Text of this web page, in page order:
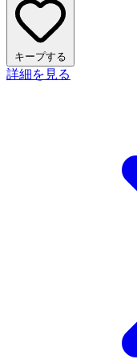
キープする
詳細を見る